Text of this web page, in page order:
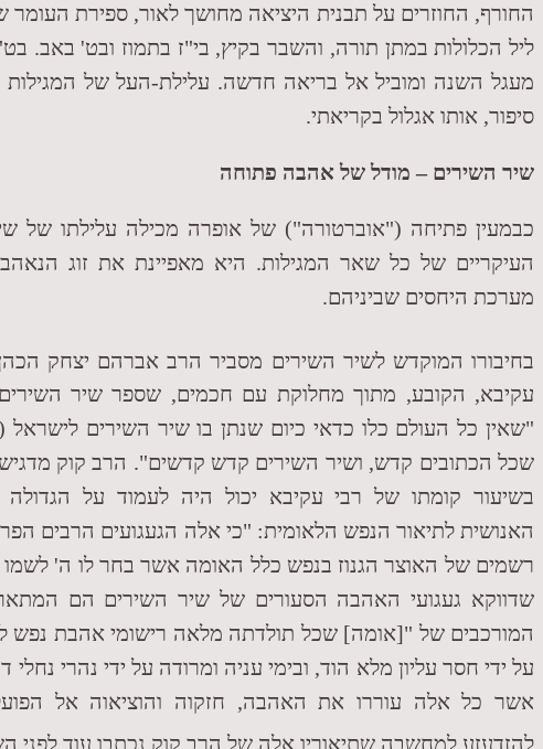
החורף, החוזרים על תבנית היציאה מחושך לאור, ספירת העומר
ליל הכלולות במתן תורה, והשבר בקיץ, בי"ז בתמוז ובט' באב.
מעגל השנה ומוביל אל בריאה חדשה. עלילת-העל של
סיפור, אותו אגלול בקריאתי.
שיר השירים – מודל של אהבה פתוחה
כבמעין פתיחה ("אוברטורה") של אופרה מכילה עלילתו של
העיקריים של כל שאר המגילות. היא מאפיינת את זוג
מערכת היחסים שביניהם.
בחיבורו המוקדש לשיר השירים מסביר הרב אברהם יצחק
עקיבא, הקובע, מתוך מחלוקת עם חכמים, שספר שיר
"שאין כל העולם כלו כדאי כיום שנתן בו שיר השירים
שכל הכתובים קדש, ושיר השירים קדש קדשים". הרב קוק
בשיעור קומתו של רבי עקיבא יכול היה לעמוד על הגדולה
האנושית לתיאור הנפש הלאומית: "כי אלה הגעגועים הרבים
רשמים של האוצר הגנוז בנפש כלל האומה אשר בחר לו ה' לשמו
שדווקא געגועי האהבה הסעורים של שיר השירים הם
המורכבים של "[אומה] שכל תולדתה מלאה רישומי אהבת נפש
על ידי חסר עליון מלא הוד, ובימי עניה ומרודה על ידי נהרי
אשר כל אלה עוררו את האהבה, חזקוה והוציאוה אל
להזדעזע למחשבה שתיאוריו אלה של הרב קוק נכתבו עוד לפני